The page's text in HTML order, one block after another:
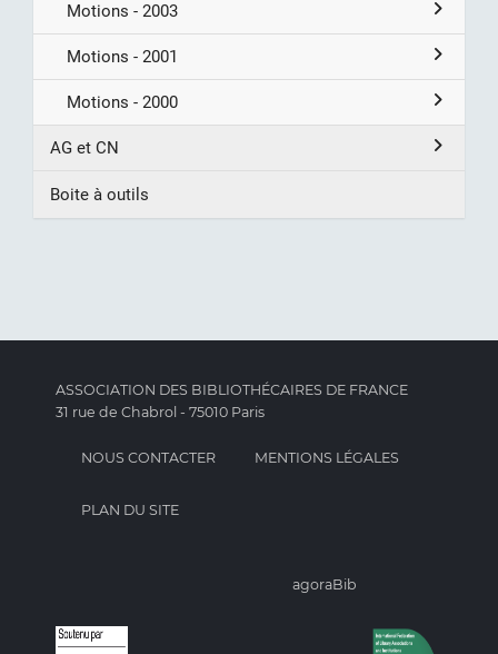
Motions - 2003
Motions - 2001
Motions - 2000
AG et CN
Boite à outils
ASSOCIATION DES BIBLIOTHÉCAIRES DE FRANCE
31 rue de Chabrol - 75010 Paris
NOUS CONTACTER MENTIONS LÉGALES
PLAN DU SITE
agoraBib